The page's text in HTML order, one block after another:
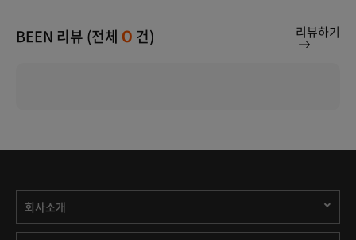
BEEN 리뷰 (전체 0 건) 리뷰하기
회사소개